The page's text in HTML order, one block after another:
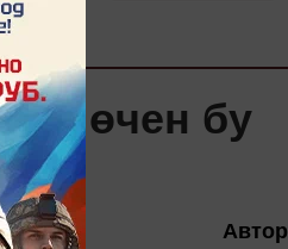
өчен бу
Автор